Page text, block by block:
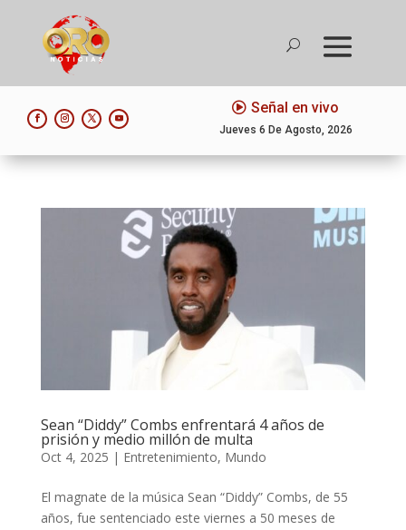
Señal en vivo
Jueves 6 De Agosto, 2026
Sean “Diddy” Combs enfrentará 4 años de
prisión y medio millón de multa
Oct 4, 2025 | Entretenimiento, Mundo
El magnate de la música Sean “Diddy” Combs, de 55
años, fue sentenciado este viernes a 50 meses de